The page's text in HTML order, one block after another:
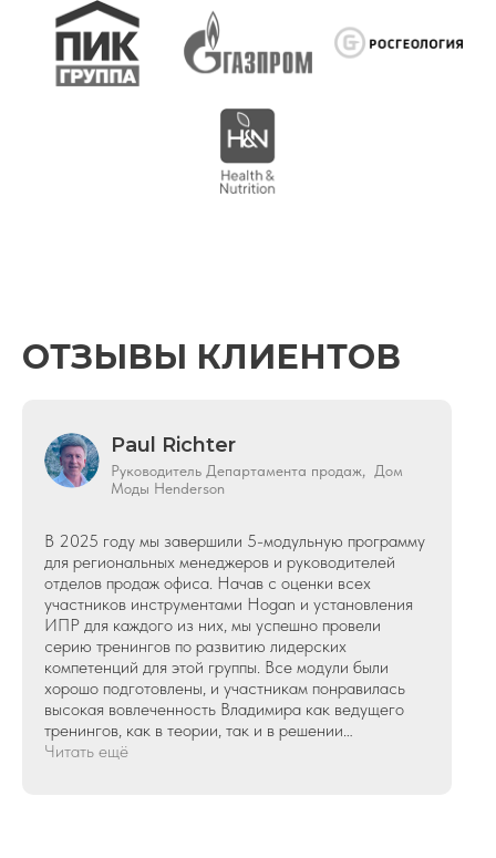
ОТЗЫВЫ КЛИЕНТОВ
Paul Richter
Руководитель Департамента продаж, Дом
Моды Henderson
В 2025 году мы завершили 5-модульную программу
для региональных менеджеров и руководителей
отделов продаж офиса. Начав с оценки всех
участников инструментами Hogan и установления
ИПР для каждого из них, мы успешно провели
серию тренингов по развитию лидерских
компетенций для этой группы. Все модули были
хорошо подготовлены, и участникам понравилась
высокая вовлеченность Владимира как ведущего
тренингов, как в теории, так и в решении
многочисленных практических задач.
Читать ещё
© 2026 | Владимир Беляев. Все права защищены
Сайт сделал @dnshakirov
Использование материалов с сайта запрещено